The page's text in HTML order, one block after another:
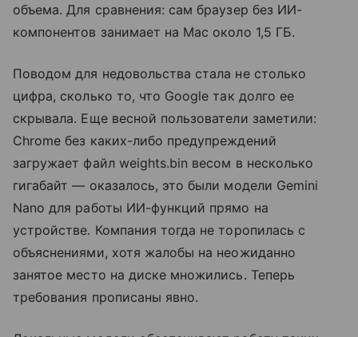
объема. Для сравнения: сам браузер без ИИ-
компонентов занимает на Mac около 1,5 ГБ.
Поводом для недовольства стала не столько
цифра, сколько то, что Google так долго ее
скрывала. Еще весной пользователи заметили:
Chrome без каких-либо предупреждений
загружает файл weights.bin весом в несколько
гигабайт — оказалось, это были модели Gemini
Nano для работы ИИ-функций прямо на
устройстве. Компания тогда не торопилась с
объяснениями, хотя жалобы на неожиданно
занятое место на диске множились. Теперь
требования прописаны явно.